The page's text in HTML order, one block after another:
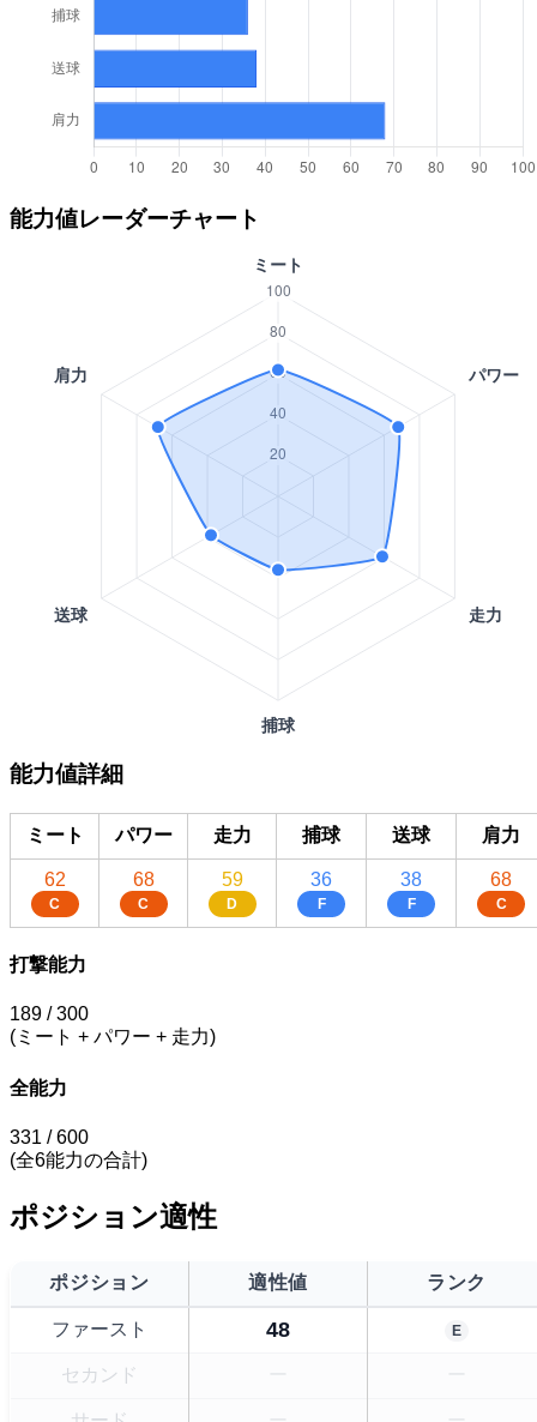
能力値レーダーチャート
能力値詳細
ミート パワー 走力 捕球 送球 肩力
62
C
68
C
59
D
36
F
38
F
68
C
打撃能力
189 / 300
(ミート + パワー + 走力)
全能力
331 / 600
(全6能力の合計)
ポジション適性
ポジション 適性値 ランク
ファースト 48 E
セカンド